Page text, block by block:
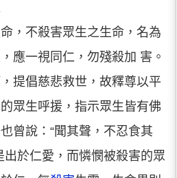
，不殺害眾生之生命，名為
應一視同仁，勿殘殺加 害。
提倡慈悲救世，故釋尊以平
眾生呼援，指示眾生皆有佛
曾說：“聞其聲，不忍食其
出於仁愛，而憐憫被殺害的眾